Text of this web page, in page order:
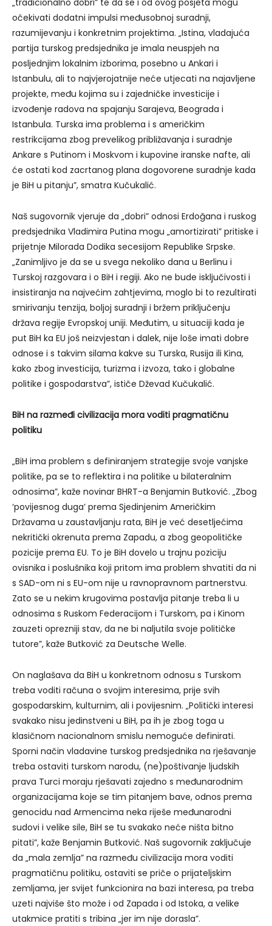
„tradicionalno dobri” te da se i od ovog posjeta mogu
očekivati dodatni impulsi međusobnoj suradnji,
razumijevanju i konkretnim projektima. „Istina, vladajuća
partija turskog predsjednika je imala neuspjeh na
posljednjim lokalnim izborima, posebno u Ankari i
Istanbulu, ali to najvjerojatnije neće utjecati na najavljene
projekte, među kojima su i zajedničke investicije i
izvođenje radova na spajanju Sarajeva, Beograda i
Istanbula. Turska ima problema i s američkim
restrikcijama zbog prevelikog približavanja i suradnje
Ankare s Putinom i Moskvom i kupovine iranske nafte, ali
će ostati kod zacrtanog plana dogovorene suradnje kada
je BiH u pitanju”, smatra Kučukalić.
Naš sugovornik vjeruje da „dobri” odnosi Erdoğana i ruskog
predsjednika Vladimira Putina mogu „amortizirati” pritiske i
prijetnje Milorada Dodika secesijom Republike Srpske.
„Zanimljivo je da se u svega nekoliko dana u Berlinu i
Turskoj razgovara i o BiH i regiji. Ako ne bude isključivosti i
insistiranja na najvećim zahtjevima, moglo bi to rezultirati
smirivanju tenzija, boljoj suradnji i bržem priključenju
država regije Evropskoj uniji. Međutim, u situaciji kada je
put BiH ka EU još neizvjestan i dalek, nije loše imati dobre
odnose i s takvim silama kakve su Turska, Rusija ili Kina,
kako zbog investicija, turizma i izvoza, tako i globalne
politike i gospodarstva”, ističe Dževad Kučukalić.
BiH na razmeđi civilizacija mora voditi pragmatičnu
politiku
„BiH ima problem s definiranjem strategije svoje vanjske
politike, pa se to reflektira i na politike u bilateralnim
odnosima”, kaže novinar BHRT-a Benjamin Butković. „Zbog
‘povijesnog duga’ prema Sjedinjenim Američkim
Državama u zaustavljanju rata, BiH je već desetljećima
nekritički okrenuta prema Zapadu, a zbog geopolitičke
pozicije prema EU. To je BiH dovelo u trajnu poziciju
ovisnika i poslušnika koji pritom ima problem shvatiti da ni
s SAD-om ni s EU-om nije u ravnopravnom partnerstvu.
Zato se u nekim krugovima postavlja pitanje treba li u
odnosima s Ruskom Federacijom i Turskom, pa i Kinom
zauzeti oprezniji stav, da ne bi naljutila svoje političke
tutore”, kaže Butković za Deutsche Welle.
On naglašava da BiH u konkretnom odnosu s Turskom
treba voditi računa o svojim interesima, prije svih
gospodarskim, kulturnim, ali i povijesnim. „Politički interesi
svakako nisu jedinstveni u BiH, pa ih je zbog toga u
klasičnom nacionalnom smislu nemoguće definirati.
Sporni način vladavine turskog predsjednika na rješavanje
treba ostaviti turskom narodu, (ne)poštivanje ljudskih
prava Turci moraju rješavati zajedno s međunarodnim
organizacijama koje se tim pitanjem bave, odnos prema
genocidu nad Armencima neka riješe međunarodni
sudovi i velike sile, BiH se tu svakako neće ništa bitno
pitati”, kaže Benjamin Butković. Naš sugovornik zaključuje
da „mala zemlja” na razmeđu civilizacija mora voditi
pragmatičnu politiku, ostaviti se priče o prijateljskim
zemljama, jer svijet funkcionira na bazi interesa, pa treba
uzeti najviše što može i od Zapada i od Istoka, a velike
utakmice pratiti s tribina „jer im nije dorasla”.